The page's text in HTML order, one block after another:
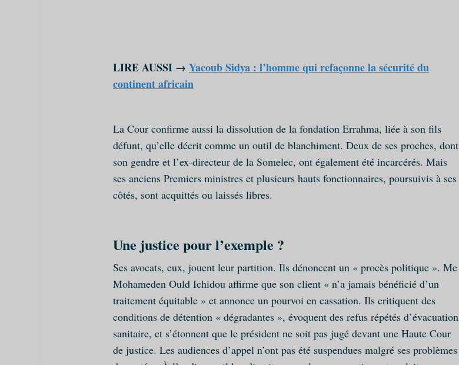
LIRE AUSSI →Yacoub Sidya : l’homme qui refaçonne la sécurité du
continent africain
La Cour confirme aussi la dissolution de la fondation Errahma, liée à son fils
défunt, qu’elle décrit comme un outil de blanchiment. Deux de ses proches, dont
son gendre et l’ex-directeur de la Somelec, ont également été incarcérés. Mais
ses anciens Premiers ministres et plusieurs hauts fonctionnaires, poursuivis à ses
côtés, sont acquittés ou laissés libres.
Une justice pour l’exemple ?
Ses avocats, eux, jouent leur partition. Ils dénoncent un « procès politique ». Me
Mohameden Ould Ichidou affirme que son client « n’a jamais bénéficié d’un
traitement équitable » et annonce un pourvoi en cassation. Ils critiquent des
conditions de détention « dégradantes », évoquent des refus répétés d’évacuation
sanitaire, et s’étonnent que le président ne soit pas jugé devant une Haute Cour
de justice. Les audiences d’appel n’ont pas été suspendues malgré ses problèmes